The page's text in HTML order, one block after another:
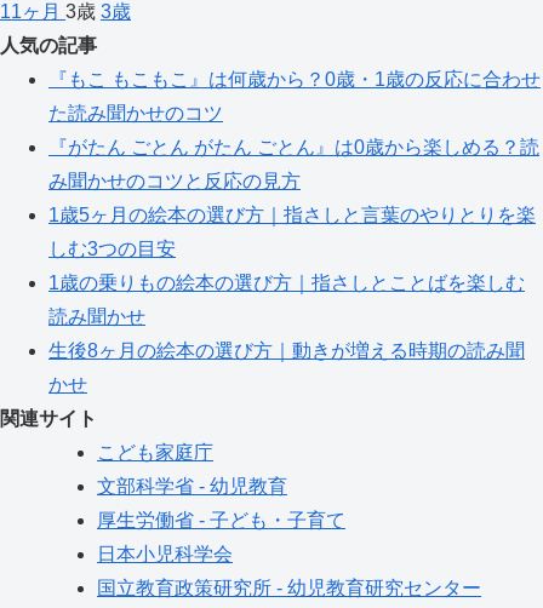
11ヶ月 3歳 3歳
人気の記事
『もこ もこもこ』は何歳から？0歳・1歳の反応に合わせ
た読み聞かせのコツ
『がたん ごとん がたん ごとん』は0歳から楽しめる？読
み聞かせのコツと反応の見方
1歳5ヶ月の絵本の選び方｜指さしと言葉のやりとりを楽
しむ3つの目安
1歳の乗りもの絵本の選び方｜指さしとことばを楽しむ
読み聞かせ
生後8ヶ月の絵本の選び方｜動きが増える時期の読み聞
かせ
関連サイト
こども家庭庁
文部科学省 - 幼児教育
厚生労働省 - 子ども・子育て
日本小児科学会
国立教育政策研究所 - 幼児教育研究センター